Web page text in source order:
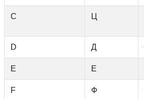
C Ц
D Д
E Е
F Ф